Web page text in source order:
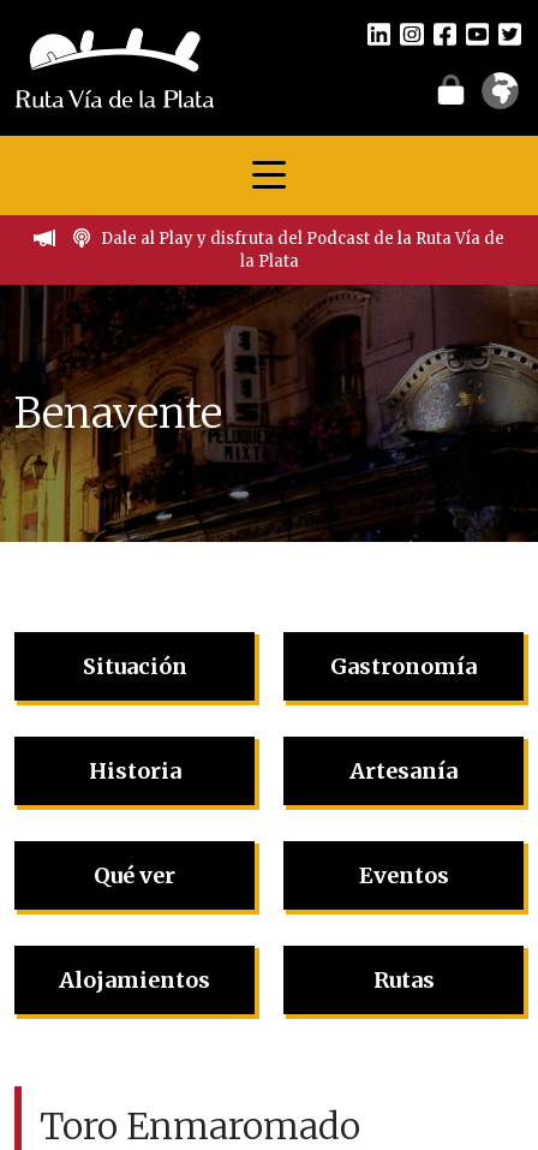
Dale al Play y disfruta del Podcast de la Ruta Vía de
la Plata
Benavente
Situación
Historia
Qué ver
Alojamientos
Gastronomía
Artesanía
Eventos
Rutas
Toro Enmaromado